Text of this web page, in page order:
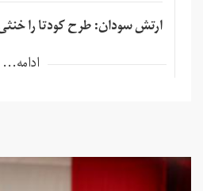
ارتش سودان: طرح کودتا را
ادامه...